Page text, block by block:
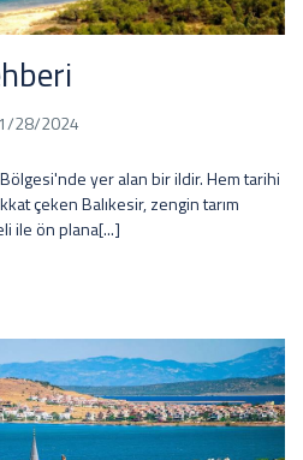
28/2024
yer alan bir ildir. Hem tarihi
çeken Balıkesir, zengin tarım
ile ön plana[...]